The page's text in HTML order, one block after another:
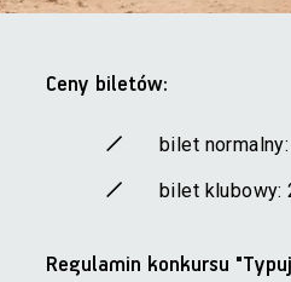
Ceny biletów:
bilet normalny:
bilet klubowy:
Regulamin konkursu